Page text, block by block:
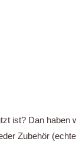
ist? Dan
Zubehör